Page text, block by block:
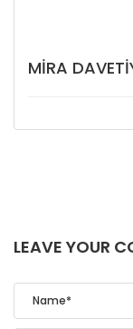
MIRA
LEAVE YOUR